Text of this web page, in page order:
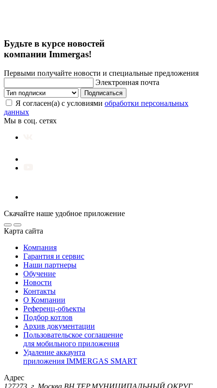
Будьте в курсе новостей
компании Immergas!
Первыми получайте новости и специальные предложения
Электронная почта
Подписаться
Я согласен(а) с условиями обработки персональных
данных
Мы в соц. сетях
Скачайте наше удобное приложение
Карта сайта
Компания
Гарантия и сервис
Наши партнеры
Обучение
Новости
Контакты
О Компании
Референц-объекты
Подбор котлов
Архив документации
Пользовательское соглашение
для мобильного приложения
Удаление аккаунта
приложения IMMERGAS SMART
Адрес
127273, г. Москва ВН.ТЕР.МУНИЦИПАЛЬНЫЙ ОКРУГ